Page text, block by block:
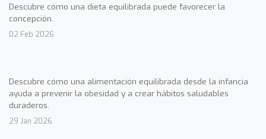
Descubre cómo una dieta equilibrada puede favorecer la
concepción.
02 Feb 2026
Descubre cómo una alimentación equilibrada desde la infancia
ayuda a prevenir la obesidad y a crear hábitos saludables
duraderos.
29 Jan 2026